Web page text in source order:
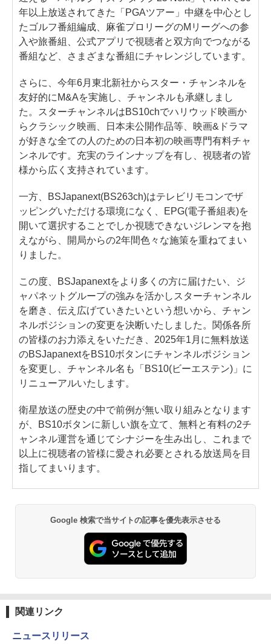
年以上放送されてきた「PGAツアー」中継を中心とし
たゴルフ番組編成、麻雀プロリーグのMリーグへの参
入や旅番組、公式アプリで視聴者と双方向でつながる
番組など、さまざまな番組にチャレンジしています。
さらに、今年6月東北新社からスター・チャンネルを
友好的にM&Aを実施し、チャンネルも承継しまし
た。スターチャンネルはBS10chでハリウッド映画か
らクラシック映画、日本未公開作品等、映画&ドラマ
が好きな全ての人のための日本初の映画専門有料チャ
ンネルです。充実のラインナップを有し、視聴者の皆
様から広く支持されています。
一方、BSJapanext(BS263ch)はテレビリモコンでザ
ッピングいただける環境になく、EPG(電子番組表)を
開いて選択することでしか視聴できないジレンマを抱
えながら、開局からの2年間色々な施策を重ねてまい
りました。
この度、BSJapanextをより多くの方に届けたい、ジ
ャパネットグループの強みを活かしスターチャンネル
を磨き、伝え広げていきたいという想いから、チャン
ネルポジションの変更を決断いたしました。関係各所
の皆様のお力添えをいただき、2025年1月に無料放送
のBSJapanextをBS10ボタンにチャンネルポジション
を変更し、チャンネル名も「BS10(ビーエステン)」に
リニューアルいたします。
衛星放送の歴史の中で前例が無い取り組みとなります
が、BS10ボタンに新しい旗を立て、無料と有料の2チ
ャンネル運営を通じてシナジーを生み出し、これまで
以上に視聴者の皆様に愛され必要とされる放送局を目
指してまいります。
Google 検索で当サイトの記事を優先表示させる
関連リンク
ニュースリリース